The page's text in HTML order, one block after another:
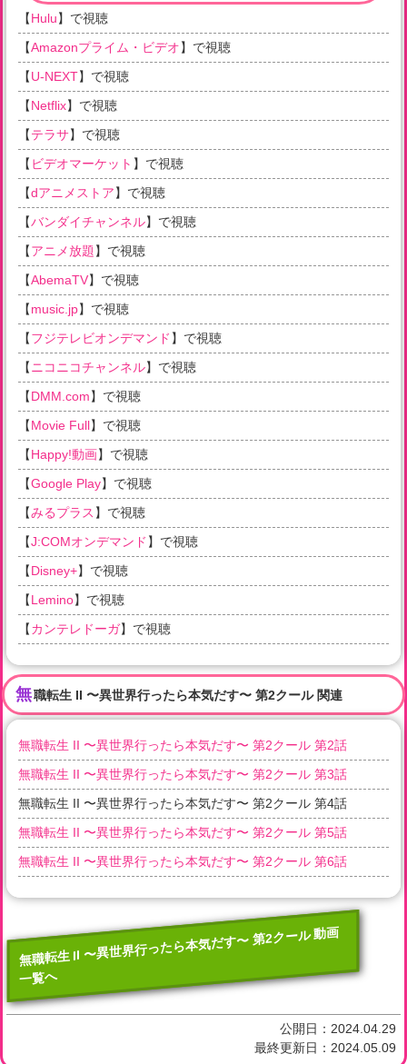
【Hulu】で視聴
【Amazonプライム・ビデオ】で視聴
【U-NEXT】で視聴
【Netflix】で視聴
【テラサ】で視聴
【 ビデオマーケット 】で視聴
【dアニメストア】で視聴
【バンダイチャンネル】で視聴
【アニメ放題】で視聴
【AbemaTV】で視聴
【music.jp】で視聴
【フジテレビオンデマンド 】で視聴
【ニコニコチャンネル】で視聴
【DMM.com】で視聴
【Movie Full】で視聴
【Happy!動画】で視聴
【Google Play】で視聴
【みるプラス 】で視聴
【J:COMオンデマンド 】で視聴
【Disney+】で視聴
【Lemino】で視聴
【カンテレドーガ】で視聴
無職転生 II 〜異世界行ったら本気だす〜 第2クール 関連
無職転生 II 〜異世界行ったら本気だす〜 第2クール 第2話
無職転生 II 〜異世界行ったら本気だす〜 第2クール 第3話
無職転生 II 〜異世界行ったら本気だす〜 第2クール 第4話
無職転生 II 〜異世界行ったら本気だす〜 第2クール 第5話
無職転生 II 〜異世界行ったら本気だす〜 第2クール 第6話
無職転生 II 〜異世界行ったら本気だす〜 第2クール 動画
一覧へ
公開日： 2024.04.29
最終更新日： 2024.05.09